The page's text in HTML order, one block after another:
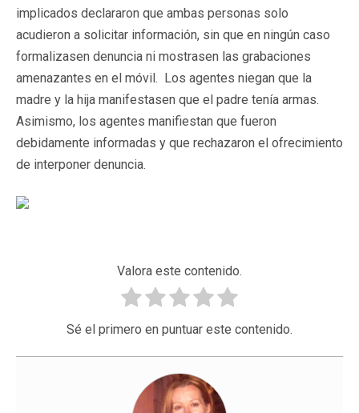
implicados declararon que ambas personas solo
acudieron a solicitar información, sin que en ningún caso
formalizasen denuncia ni mostrasen las grabaciones
amenazantes en el móvil. Los agentes niegan que la
madre y la hija manifestasen que el padre tenía armas.
Asimismo, los agentes manifiestan que fueron
debidamente informadas y que rechazaron el ofrecimiento
de interponer denuncia.
Valora este contenido.
Sé el primero en puntuar este contenido.